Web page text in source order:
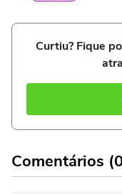
Curtiu? Fique
Comentários